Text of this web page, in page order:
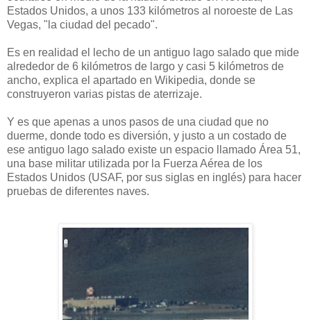
Estados Unidos, a unos 133 kilómetros al noroeste de Las
Vegas, "la ciudad del pecado".
Es en realidad el lecho de un antiguo lago salado que mide
alrededor de 6 kilómetros de largo y casi 5 kilómetros de
ancho, explica el apartado en Wikipedia, donde se
construyeron varias pistas de aterrizaje.
Y es que apenas a unos pasos de una ciudad que no
duerme, donde todo es diversión, y justo a un costado de
ese antiguo lago salado existe un espacio llamado Área 51,
una base militar utilizada por la Fuerza Aérea de los
Estados Unidos (USAF, por sus siglas en inglés) para hacer
pruebas de diferentes naves.